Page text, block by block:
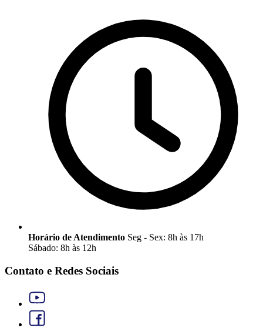
Horário de Atendimento Seg - Sex: 8h às 17h
Sábado: 8h às 12h
Contato e Redes Sociais